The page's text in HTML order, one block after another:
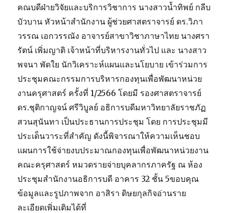
ตรง
ครั้ง
ที่
2
คณบดีฝ่ายวิจัยและบริการวิชาการ นางสาวน้ำทิพย์ กลีบ
บัวบาน หัวหน้าสำนักงาน ผู้ช่วยศาสตราจารย์ ดร.วิภา
วรรณ เอกวรรณัง อาจารย์สาขาวิชาภาษาไทย นางศรา
รัตน์ เพิ่มญาติ เจ้าหน้าที่บริหารงานทั่วไป และ นางสาว
พจนา พัดใย นักวิเคราะห์แผนและนโยบาย เข้าร่วมการ
ประชุมคณะกรรมการบริหารกองทุนเพื่อพัฒนาหน่วย
งานครุศาสตร์ ครั้งที่ 1/2566 โดยมี รองศาสตราจารย์
ดร.ชุติกาญจน์ ศรีวิบูลย์ อธิการบดีมหาวิทยาลัยราชภัฏ
สวนสุนันทา เป็นประธานการประชุม โดย การประชุมมี
ประเด็นวาระที่สำคัญ ดังนี้พิจารณาให้ความเห็นชอบ
แผนการใช้จ่ายงบประมาณกองทุนเพื่อพัฒนาหน่วยงาน
คณะครุศาสตร์ หมวดรายจ่ายบุคลากรภาครัฐ ณ ห้อง
ประชุมสำนักงานอธิการบดี อาคาร 32 ชั้น 5ขอบคุณ
ข้อมูลและรูปภาพจาก อาสิรา ดิษยกุลกิจอ่านราย
ละเอียดเพิ่มเติมได้ที่